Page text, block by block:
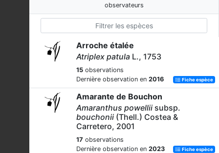
observateurs
Arroche étalée
Atriplex patula L., 1753
15 observations
Dernière observation en 2016 Fiche espèce
Amarante de Bouchon
Amaranthus powellii subsp.
bouchonii (Thell.) Costea &
Carretero, 2001
17 observations
Dernière observation en 2023 Fiche espèce